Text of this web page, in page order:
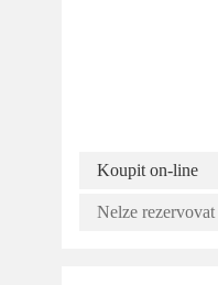
Koupit on-line
Nelze rezervovat